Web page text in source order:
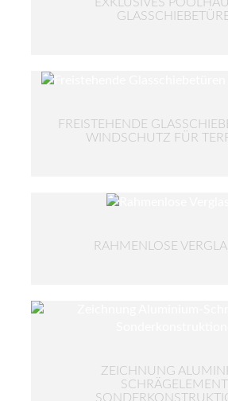
FREISTEHENDE
WINDSCHUTZ FÜR
RAHMENLOSE
ZEICHNUNG